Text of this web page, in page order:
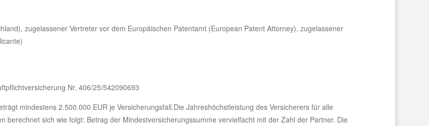
zugelassener Vertreter vor dem Europäischen Patentamt (European Patent Attorney), zugelassener
Nr. 406/25/542090693
mindestens 2.500.000 EUR je Versicherungsfall.Die Jahreshöchstleistung des Versicherers für alle
berechnet sich wie folgt: Betrag der Mindestversicherungssumme vervielfacht mit der Zahl der Partner. Die